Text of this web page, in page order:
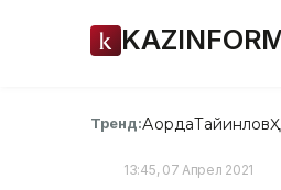
Тренд:АқордаТайинлов
13:45, 07 Апрел 2021